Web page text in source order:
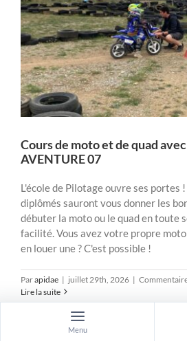
Cours de moto et de quad
AVENTURE 07
L'école de Pilotage ouvre ses portes
diplômés sauront vous donner les
débuter la moto ou le quad en toute
facilité. Vous avez votre propre
en louer une ? C'est possible !
Parapidae | juillet 29th, 2026 |
Lire la suite
Menu